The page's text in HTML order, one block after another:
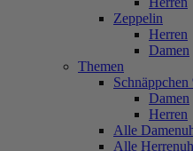
Zeppelin
Herren
Damen
Themen
Schnäppchen
Damen
Herren
Alle
Alle